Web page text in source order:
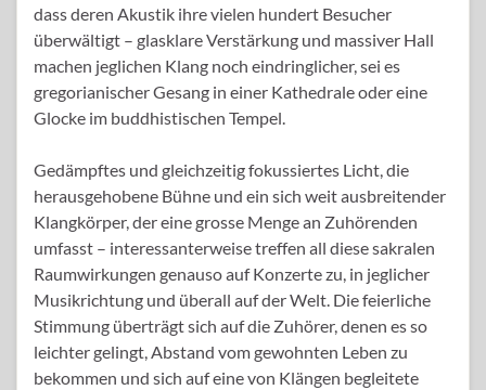
dass deren Akustik ihre vielen hundert Besucher
überwältigt – glasklare Verstärkung und massiver Hall
machen jeglichen Klang noch eindringlicher, sei es
gregorianischer Gesang in einer Kathedrale oder eine
Glocke im buddhistischen Tempel.
Gedämpftes und gleichzeitig fokussiertes Licht, die
herausgehobene Bühne und ein sich weit ausbreitender
Klangkörper, der eine grosse Menge an Zuhörenden
umfasst – interessanterweise treffen all diese sakralen
Raumwirkungen genauso auf Konzerte zu, in jeglicher
Musikrichtung und überall auf der Welt. Die feierliche
Stimmung überträgt sich auf die Zuhörer, denen es so
leichter gelingt, Abstand vom gewohnten Leben zu
bekommen und sich auf eine von Klängen begleitete